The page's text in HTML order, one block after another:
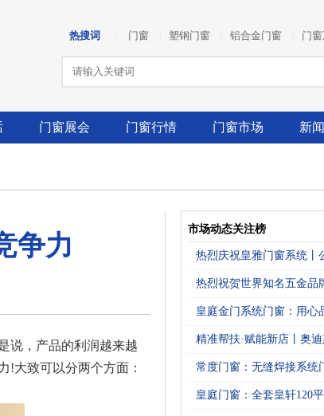
热搜词 门窗 塑钢门窗 铝合金门窗 门
门窗展会 门窗行情 门窗市场 新
争力
说，产品的利润越来越
!大致可以分两个方面：
市场动态关注榜
热烈庆祝皇雅门窗系统丨
热烈祝贺世界知名五金品
皇庭金门系统门窗：用心
精准帮扶·赋能新店丨奥
常度门窗：无缝焊接系统
皇庭门窗：全套皇轩120